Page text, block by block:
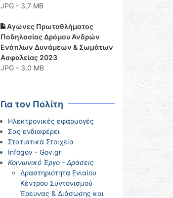
JPG - 3,7 MB
Αγώνες Πρωταθλήματος
Ποδηλασίας Δρόμου Ανδρών
Ενόπλων Δυνάμεων & Σωμάτων
Ασφαλείας 2023
JPG - 3,0 MB
Για τον Πολίτη
Ηλεκτρονικές εφαρμογές
Σας ενδιαφέρει
Στατιστικά Στοιχεία
Infogov - Gov.gr
Κοινωνικό Έργο - Δράσεις
Δραστηριότητα Ενιαίου
Κέντρου Συντονισμού
Έρευνας & Διάσωσης και